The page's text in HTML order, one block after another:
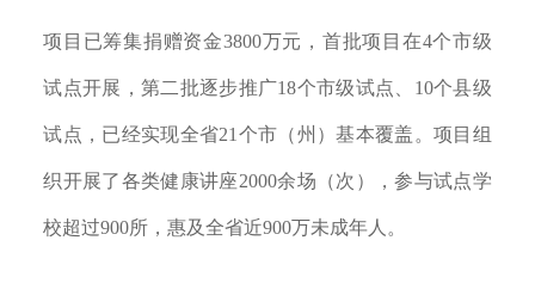
项目已筹集捐赠资金3800万元，首批项目在4个市级
试点开展，第二批逐步推广18个市级试点、10个县级
试点，已经实现全省21个市（州）基本覆盖。项目组
织开展了各类健康讲座2000余场（次），参与试点学
校超过900所，惠及全省近900万未成年人。